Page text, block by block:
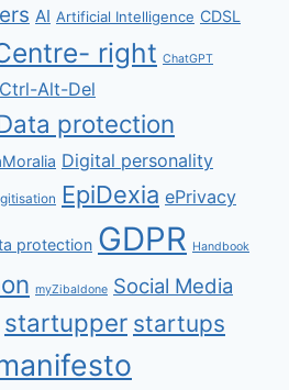
AI Artificial Intelligence CDSL
right ChatGPT
Ctrl-Alt-Del
protection
Digital personality
EpiDexia ePrivacy
protection GDPR Handbook
myZibaldone Social Media
startupper startups